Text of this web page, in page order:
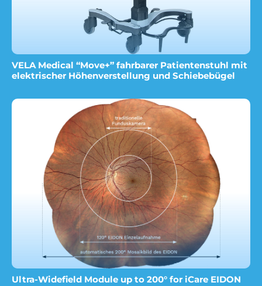
VELA Medical “Move+” fahrbarer Patientenstuhl mit
elektrischer Höhenverstellung und Schiebebügel
Ultra-Widefield Module up to 200° for iCare EIDON